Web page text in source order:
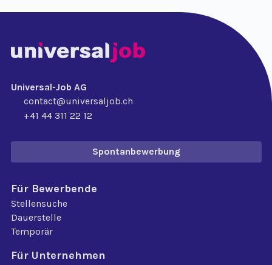
Universal-Job AG
contact@universaljob.ch
+41 44 311 22 12
Spontanbewerbung
Für Bewerbende
Stellensuche
Dauerstelle
Temporär
Für Unternehmen